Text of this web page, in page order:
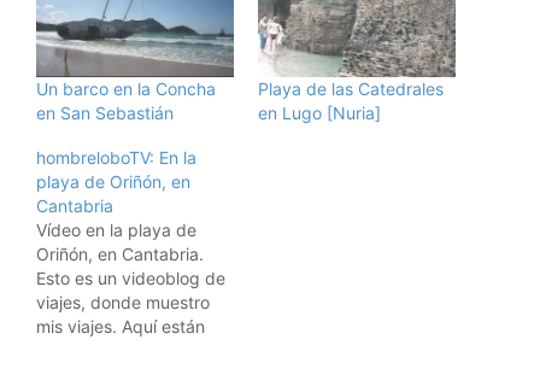
Un barco en la Concha
en San Sebastián
Playa de las Catedrales
en Lugo [Nuria]
hombreloboTV: En la
playa de Oriñón, en
Cantabria
Vídeo en la playa de
Oriñón, en Cantabria.
Esto es un videoblog de
viajes, donde muestro
mis viajes. Aquí están